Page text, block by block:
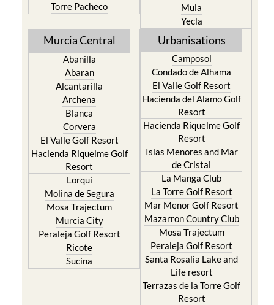
Torre Pacheco
Mula
Yecla
Murcia Central
Abanilla
Abaran
Alcantarilla
Archena
Blanca
Corvera
El Valle Golf Resort
Hacienda Riquelme Golf
Resort
Lorqui
Molina de Segura
Mosa Trajectum
Murcia City
Peraleja Golf Resort
Ricote
Sucina
Urbanisations
Camposol
Condado de Alhama
El Valle Golf Resort
Hacienda del Alamo Golf
Resort
Hacienda Riquelme Golf
Resort
Islas Menores and Mar
de Cristal
La Manga Club
La Torre Golf Resort
Mar Menor Golf Resort
Mazarron Country Club
Mosa Trajectum
Peraleja Golf Resort
Santa Rosalia Lake and
Life resort
Terrazas de la Torre Golf
Resort